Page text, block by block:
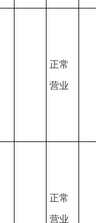
正常
营业
正常
营业